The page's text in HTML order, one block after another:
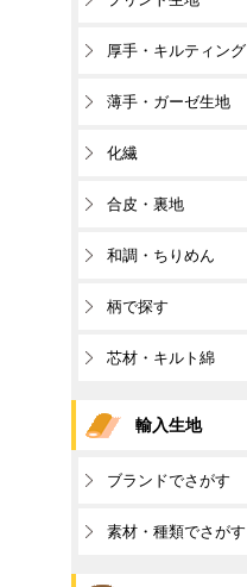
厚手・キルティング
薄手・ガーゼ生地
化繊
合皮・裏地
和調・ちりめん
柄で探す
芯材・キルト綿
輸入生地
ブランドでさがす
素材・種類でさがす